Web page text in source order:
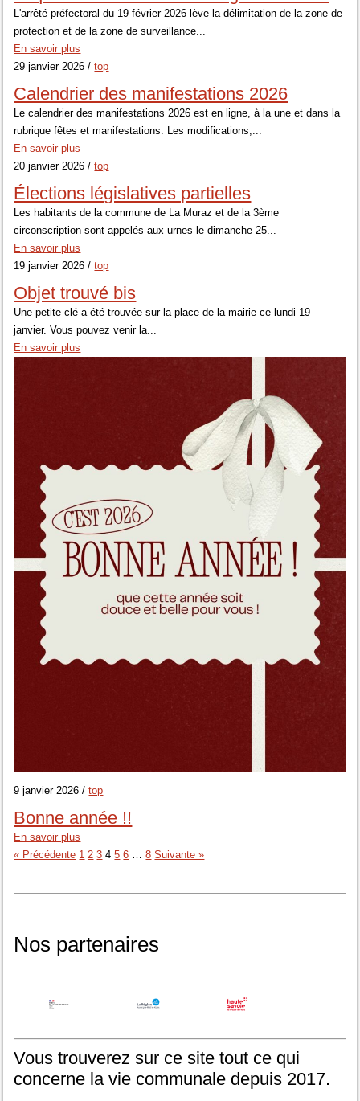
L'arrêté préfectoral du 19 février 2026 lève la délimitation de la zone de
protection et de la zone de surveillance...
En savoir plus
29 janvier 2026 /top
Calendrier des manifestations 2026
Le calendrier des manifestations 2026 est en ligne, à la une et dans la
rubrique fêtes et manifestations. Les modifications,...
En savoir plus
20 janvier 2026 /top
Élections législatives partielles
Les habitants de la commune de La Muraz et de la 3ème
circonscription sont appelés aux urnes le dimanche 25...
En savoir plus
19 janvier 2026 /top
Objet trouvé bis
Une petite clé a été trouvée sur la place de la mairie ce lundi 19
janvier. Vous pouvez venir la...
En savoir plus
9 janvier 2026 /top
Bonne année !!
En savoir plus
« Précédente 1 2 3 4 5 6 8 Suivante »
Nos partenaires
Vous trouverez sur ce site tout ce qui
concerne la vie communale depuis 2017.